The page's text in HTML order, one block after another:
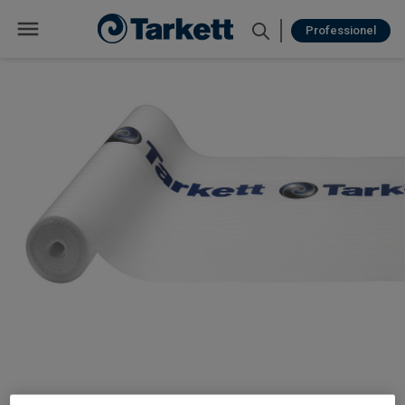
Professionel